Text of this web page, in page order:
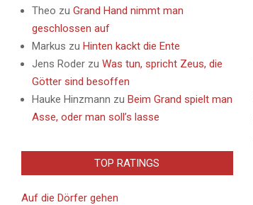
Theo zu Grand Hand nimmt man
geschlossen auf
Markus zu Hinten kackt die Ente
Jens Roder zu Was tun, spricht Zeus, die
Götter sind besoffen
Hauke Hinzmann zu Beim Grand spielt man
Asse, oder man soll’s lasse
TOP RATINGS
Auf die Dörfer gehen